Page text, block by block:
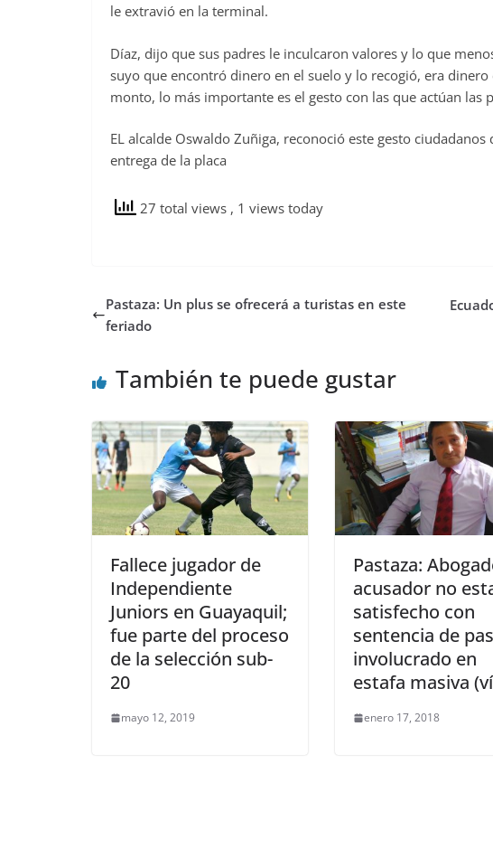
le extravió en la terminal.
Díaz, dijo que sus padres le inculcaron valores y lo que
suyo que encontró dinero en el suelo y lo recogió, era
monto, lo más importante es el gesto con las que actúan las
EL alcalde Oswaldo Zuñiga, reconoció este gesto
entrega de la placa
27 total views , 1 views today
Pastaza: Un plus se ofrecerá a turistas en este
feriado
También te puede gustar
Fallece jugador de
Independiente
Juniors en Guayaquil;
fue parte del proceso
de la selección sub-
20
mayo 12, 2019
Pastaza:
acusador no
satisfecho con
sentencia de
involucrado en
estafa masiva
enero 17, 2018